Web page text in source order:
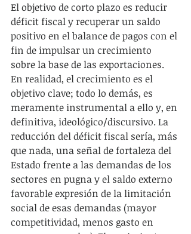
El objetivo de corto plazo es reducir
déficit fiscal y recuperar un saldo
positivo en el balance de pagos con el
fin de impulsar un crecimiento
sobre la base de las exportaciones.
En realidad, el crecimiento es el
objetivo clave; todo lo demás, es
meramente instrumental a ello y, en
definitiva, ideológico/discursivo. La
reducción del déficit fiscal sería, más
que nada, una señal de fortaleza del
Estado frente a las demandas de los
sectores en pugna y el saldo externo
favorable expresión de la limitación
social de esas demandas (mayor
competitividad, menos gasto en